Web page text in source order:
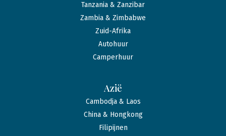
Tanzania & Zanzibar
Zambia & Zimbabwe
Zuid-Afrika
Autohuur
Camperhuur
Azië
Cambodja & Laos
China & Hongkong
Filipijnen